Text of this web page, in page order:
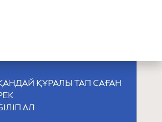
ТҮРІ
ҚҰРАЛЫ ТАП САҒАН
АЛ